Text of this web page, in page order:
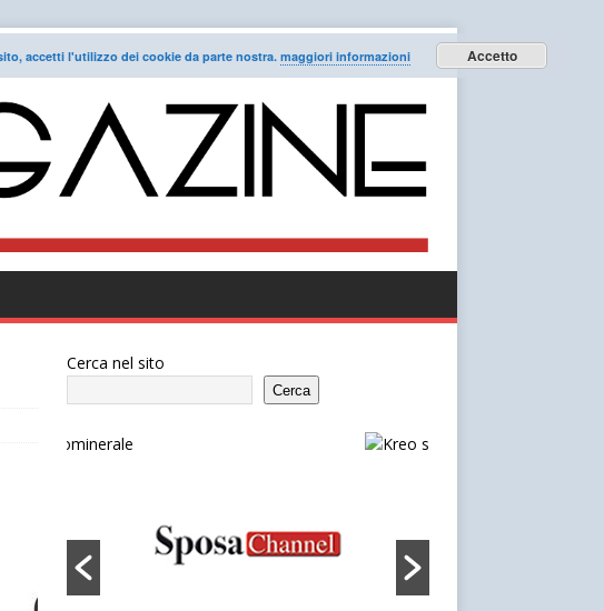
Cerca nel sito
Cerca
accetti l'utilizzo dei cookie da parte nostra. maggiori informazioni Accetto